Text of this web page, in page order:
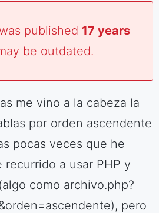
published 17 years
be outdated.
me vino a la cabeza la
por orden ascendente
pocas veces que he
recurrido a usar PHP y
como archivo.php?
pero